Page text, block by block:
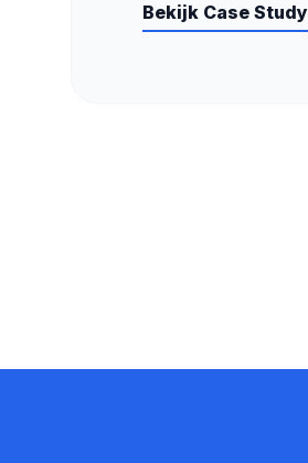
Bekijk Case Study